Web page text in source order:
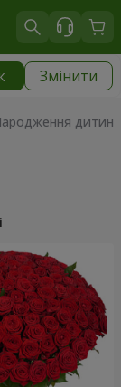
Змінити
дитини